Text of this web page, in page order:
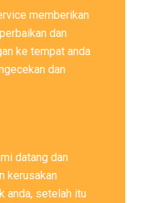
memberikan
dan
ke tempat anda
dan
datang dan
kerusakan
anda, setelah itu